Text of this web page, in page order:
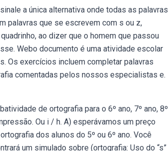
a única alternativa onde todas as palavras
palavras que se escrevem com s ou z,
ao dizer que o homem que passou
Webo documento é uma atividade escolar
Os exercícios incluem completar palavras
comentadas pelos nossos especialistas e.
de ortografia para o 6º ano, 7º ano, 8º
Ou i / h. A) esperávamos um preço
dos alunos do 5º ou 6º ano. Você
um simulado sobre (ortografia: Uso do “s”